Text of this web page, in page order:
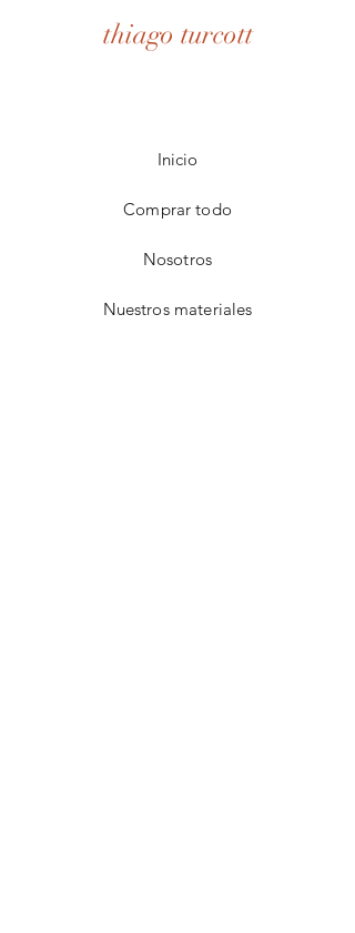
thiago turcott
Inicio
Comprar todo
Nosotros
Nuestros materiales